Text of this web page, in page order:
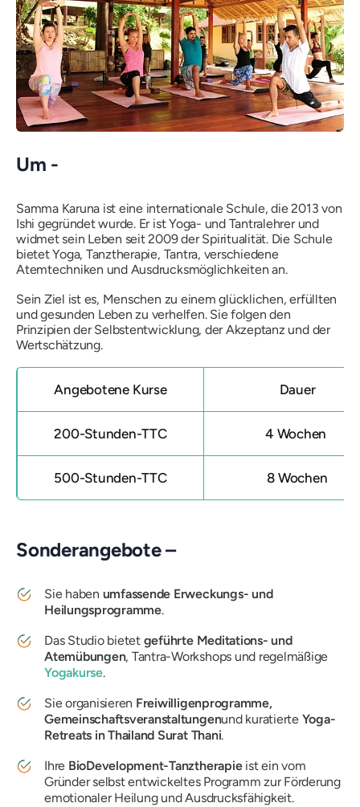
Um -
Samma Karuna ist eine internationale Schule, die 2013 von
Ishi gegründet wurde. Er ist Yoga- und Tantralehrer und
widmet sein Leben seit 2009 der Spiritualität. Die Schule
bietet Yoga, Tanztherapie, Tantra, verschiedene
Atemtechniken und Ausdrucksmöglichkeiten an.
Sein Ziel ist es, Menschen zu einem glücklichen, erfüllten
und gesunden Leben zu verhelfen. Sie folgen den
Prinzipien der Selbstentwicklung, der Akzeptanz und der
Wertschätzung.
Angebotene Kurse Dauer
200-Stunden-TTC 4 Wochen
500-Stunden-TTC 8 Wochen
Sonderangebote –
Sie haben umfassende Erweckungs- und
Heilungsprogramme.
Das Studio bietet geführte Meditations- und
Atemübungen, Tantra-Workshops und regelmäßige
Yogakurse.
Sie organisieren Freiwilligenprogramme,
Gemeinschaftsveranstaltungenund kuratierteYoga-
Retreats in Thailand Surat Thani.
Ihre BioDevelopment-Tanztherapieist ein vom
Gründer selbst entwickeltes Programm zur Förderung
emotionaler Heilung und Ausdrucksfähigkeit.